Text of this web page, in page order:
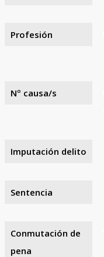
Profesión
Nº causa/s
Imputación delito
Sentencia
Conmutación de
pena